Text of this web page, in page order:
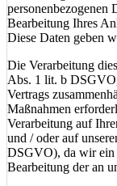
personenbezogenen
Bearbeitung Ihres
Diese Daten geben
Die Verarbeitung
Abs. 1 lit. b
Vertrags
Maßnahmen
Verarbeitung auf
und / oder auf
DSGVO), da wir ein
Bearbeitung der an